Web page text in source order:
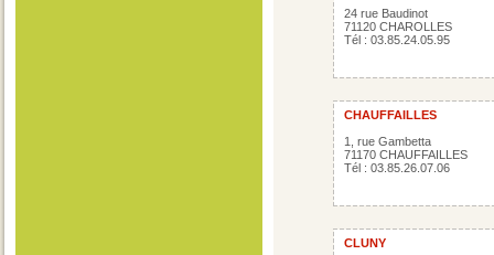
24 rue Baudinot
71120 CHAROLLES
Tél : 03.85.24.05.95
CHAUFFAILLES
1, rue Gambetta
71170 CHAUFFAILLES
Tél : 03.85.26.07.06
CLUNY